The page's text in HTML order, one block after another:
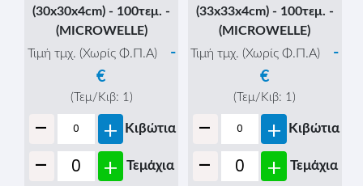
(30x30x4cm) - 100τεμ. -
(MICROWELLE)
Τιμή τμχ. (Χωρίς Φ.Π.Α)
-
€
(Τεμ/Κιβ: 1 )
- + Κιβώτια
- + Τεμάχια
(33x33x4cm) - 100τεμ. -
(MICROWELLE)
Τιμή τμχ. (Χωρίς Φ.Π.Α)
-
€
(Τεμ/Κιβ: 1)
- + Κιβώτια
- + Τεμάχια